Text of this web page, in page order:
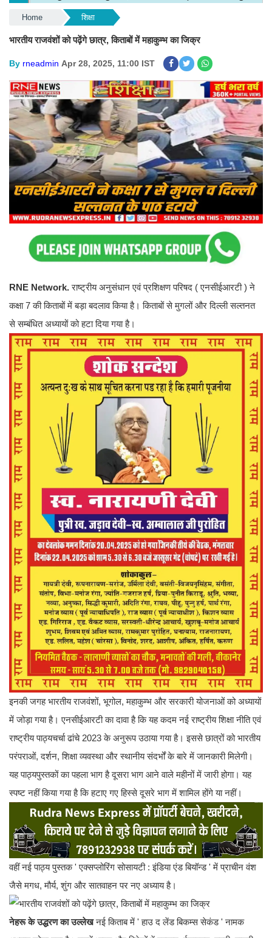
Home शिक्षा
भारतीय राजवंशों को पढ़ेंगे छात्र, किताबों में महाकुम्भ का जिक्र
By rneadmin Apr 28, 2025, 11:00 IST
RNE Network.राष्ट्रीय अनुसंधान एवं प्रशिक्षण परिषद ( एनसीईआरटी ) ने
कक्षा 7 की किताबों में बड़ा बदलाव किया है। किताबों से मुगलों और दिल्ली सल्तनत
से सम्बंधित अध्यायों को हटा दिया गया है।
इनकी जगह भारतीय राजवंशों, भूगोल, महाकुम्भ और सरकारी योजनाओं को अध्यायों
में जोड़ा गया है। एनसीईआरटी का दावा है कि यह कदम नई राष्ट्रीय शिक्षा नीति एवं
राष्ट्रीय पाठ्यचर्चा ढांचे 2023 के अनुरूप उठाया गया है। इससे छात्रों को भारतीय
परंपराओं, दर्शन, शिक्षा व्यवस्था और स्थानीय संदर्भों के बारे में जानकारी मिलेगी।
यह पाठ्यपुस्तकों का पहला भाग है दूसरा भाग आने वाले महीनों में जारी होगा। यह
स्पष्ट नहीं किया गया है कि हटाए गए हिस्से दूसरे भाग में शामिल होंगे या नहीं।
वहीं नई पाठ्य पुस्तक ' एक्सप्लोरिंग सोसायटी : इंडिया एंड बियॉन्ड ' में प्राचीन वंश
जैसे मगध, मौर्य, शुंग और सातवाहन पर नए अध्याय है।
नेहरू के उद्धरण का उल्लेखनई किताब में ' हाउ द लेंड बिकम्स सेकंड ' नामक